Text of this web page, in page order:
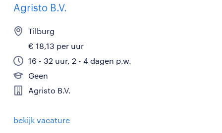
Agristo B.V.
Tilburg
€ 18,13 per uur
16 - 32 uur, 2 - 4 dagen p.w.
Geen
Agristo B.V.
bekijk vacature